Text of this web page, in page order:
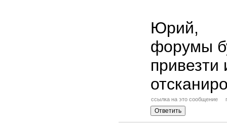
Юрий,
форумы
ссылка на это сообщение